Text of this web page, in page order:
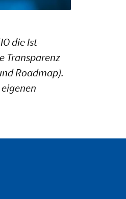
die Ist-
Transparenz
Roadmap).